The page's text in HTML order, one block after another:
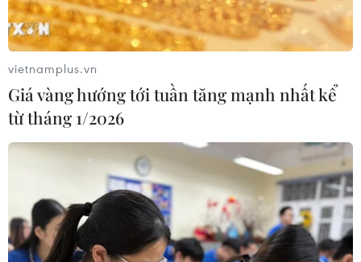
vietnamplus.vn
Giá vàng hướng tới tuần tăng mạnh nhất kể
từ tháng 1/2026